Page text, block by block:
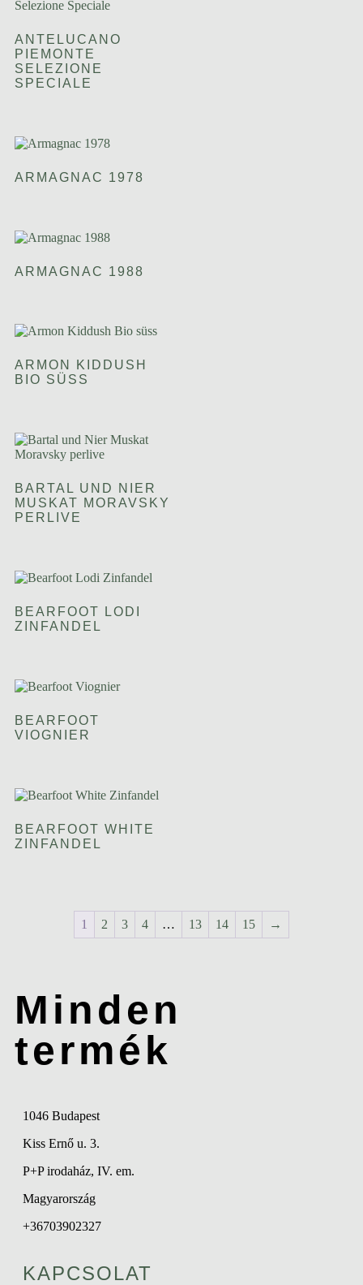
ANTELUCANO
PIEMONTE
SELEZIONE
SPECIALE
ARMAGNAC 1978
ARMAGNAC 1988
ARMON KIDDUSH
BIO SÜSS
BARTAL UND NIER
MUSKAT MORAVSKY
PERLIVE
BEARFOOT LODI
ZINFANDEL
BEARFOOT
VIOGNIER
BEARFOOT WHITE
ZINFANDEL
1 2 3 4 … 13 14 15 →
Minden
termék
1046 Budapest
Kiss Ernő u. 3.
P+P irodaház, IV. em.
Magyarország
+36703902327
KAPCSOLAT